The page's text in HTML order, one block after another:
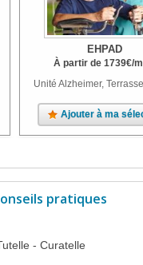
EHPAD
À partir de 1739€/
Unité Alzheimer,
Ajouter à ma
pratiques
- Curatelle